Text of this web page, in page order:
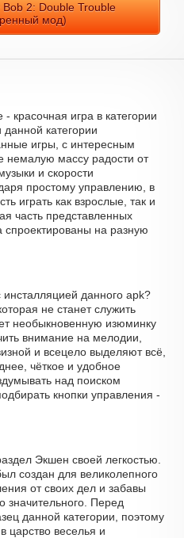
Bob 2: Double Trouble
мод)
красочная игра в категории
категории
игры, с интересным
немалую массу радости от
и скорости
простому управлению, в
играть как взрослые, так и
часть представленных
спроектированы на разную
данного apk?
не станет служить
необыкновенную изюминку
внимание на мелодии,
и всецело выделяют всё,
чёткое и удобное
над поиском
кнопки управления -
Экшен своей легкостью.
создан для великолепного
от своих дел и забавы
значительного. Перед
данной категории, поэтому
царство веселья и